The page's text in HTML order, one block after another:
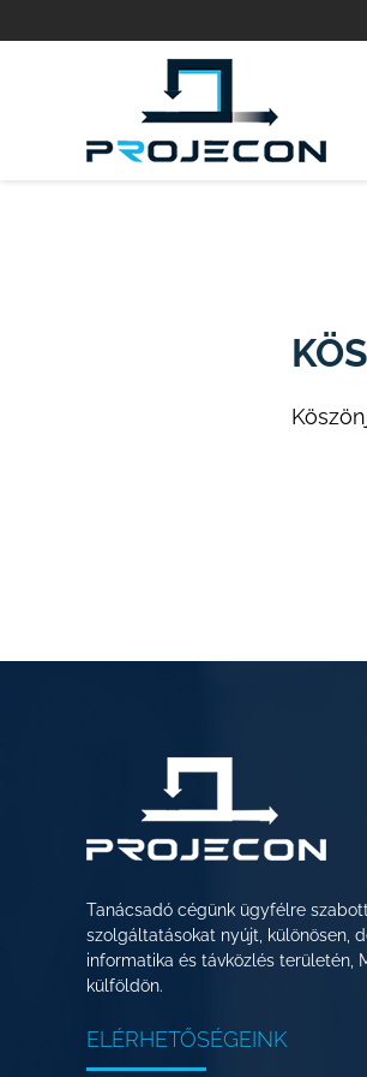
Tanácsadó cégünk ügyfélre
szolgáltatásokat nyújt, különösen,
informatika és távközlés területén,
külföldön.
ELÉRHETŐSÉGEINK